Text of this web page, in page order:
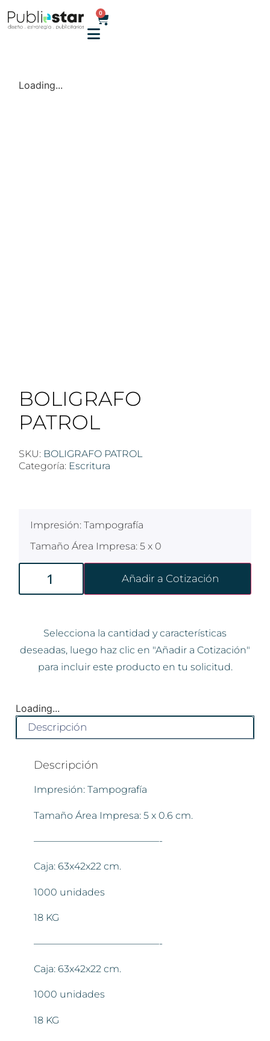
0
Loading...
BOLIGRAFO
PATROL
SKU: BOLIGRAFO PATROL
Categoría: Escritura
Impresión: Tampografía
Tamaño Área Impresa: 5 x 0
Añadir a Cotización
Selecciona la cantidad y características
deseadas, luego haz clic en "Añadir a Cotización"
para incluir este producto en tu solicitud.
Loading...
Descripción
Descripción
Impresión: Tampografía
Tamaño Área Impresa: 5 x 0.6 cm.
—————————————-
Caja: 63x42x22 cm.
1000 unidades
18 KG
—————————————-
Caja: 63x42x22 cm.
1000 unidades
18 KG